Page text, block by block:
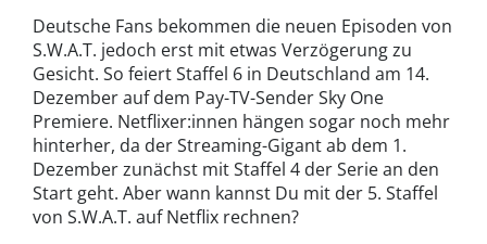
Deutsche Fans bekommen die neuen Episoden von
S.W.A.T. jedoch erst mit etwas Verzögerung zu
Gesicht. So feiert Staffel 6 in Deutschland am 14.
Dezember auf dem Pay-TV-Sender Sky One
Premiere. Netflixer:innen hängen sogar noch mehr
hinterher, da der Streaming-Gigant ab dem 1.
Dezember zunächst mit Staffel 4 der Serie an den
Start geht. Aber wann kannst Du mit der 5. Staffel
von S.W.A.T. auf Netflix rechnen?